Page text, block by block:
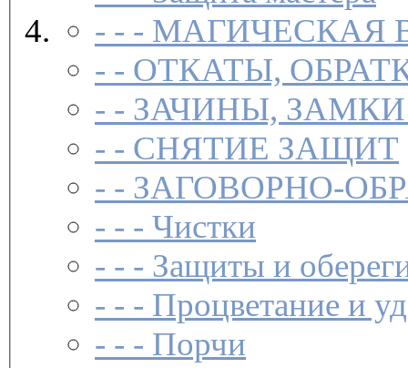
- - - МАГИЧЕСКАЯ
- - ОТКАТЫ,
- - ЗАЧИНЫ,
- - СНЯТИЕ ЗАЩИТ
- - ЗАГОВОР­НО-
- - - Чистки­
- - - Защиты и
- - - Процветание и
- - - Порчи